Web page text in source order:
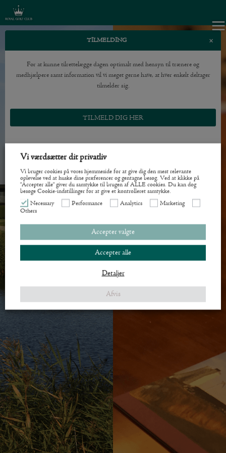
TILMELDING ×
For at kunne tilrettelægge dagen optimalt med hensyn til trænere og
medhjælpere samt information vil vi meget gerne have, at hver enkelt deltager
tilmelder sig.
TILMELD DIG HER
Vi værdsætter dit privatliv
Vi bruger cookies på vores hjemmeside for at give dig den mest relevante
oplevelse ved at huske dine præferencer og gentagne besøg. Ved at klikke på
"Accepter alle" giver du samtykke til brugen af ​​ALLE cookies. Du kan dog
besøge Cookie-indstillinger for at give et kontrolleret samtykke.
Necessary
Performance Analytics
Marketing
Others
Accepter alle
Accepter valgte
Afvis
Detaljer